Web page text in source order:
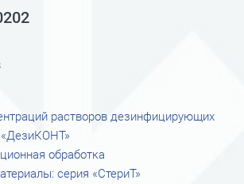
растворов дезинфицирующих
«ДезиКОНТ»
обработка
серия «СтериТ»